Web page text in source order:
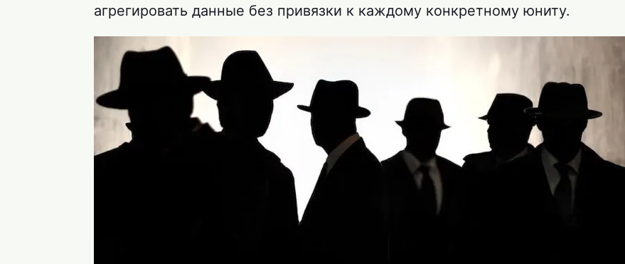
агрегировать данные без привязки к каждому конкретному юниту.